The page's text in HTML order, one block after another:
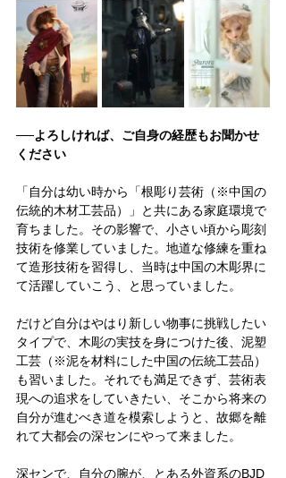
──よろしければ、ご自身の経歴もお聞かせ
ください
「自分は幼い時から「根彫り芸術（※中国の
伝統的木材工芸品）」と共にある家庭環境で
育ちました。その影響で、小さい頃から彫刻
技術を修業していました。地道な修練を重ね
て造形技術を習得し、当時は中国の木彫界に
て活躍していこう、と思っていました。
だけど自分はやはり新しい物事に挑戦したい
タイプで、木彫の実技を身につけた後、泥塑
工芸（※泥を材料にした中国の伝統工芸品）
も習いました。それでも満足できず、芸術表
現への追求をしていきたい、そこから将来の
自分が進むべき道を模索しようと、故郷を離
れて大都会の深センにやって来ました。
深センで、自分の腕が、とある外資系のBJD